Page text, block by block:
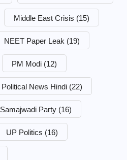
Middle East Crisis (15)
NEET Paper Leak (19)
PM Modi (12)
Political News Hindi (22)
Samajwadi Party (16)
UP Politics (16)